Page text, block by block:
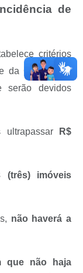
de
critérios
da CBS sobre
serão devidos
ultrapassar
R$
(três) imóveis
não haverá a
que não haja